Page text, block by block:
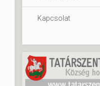
Kapcsolat